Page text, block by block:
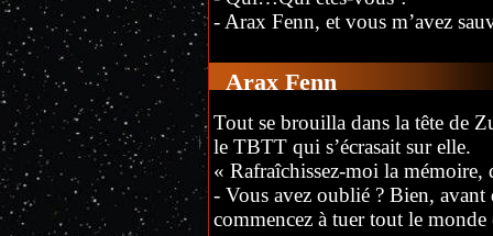
- Arax Fenn, et vous m’avez
Arax Fenn
Tout se brouilla dans la tête de
le TBTT qui s’écrasait sur elle.
« Rafraîchissez-moi la mémoire,
- Vous avez oublié ? Bien, avant
commencez à tuer tout le monde